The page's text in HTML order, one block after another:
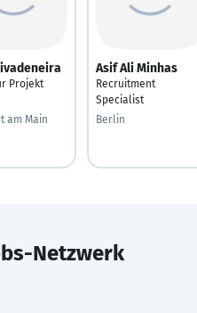
Projekt
am Main
Asif Ali Minhas
Recruitment
Specialist
Berlin
Netzwerk